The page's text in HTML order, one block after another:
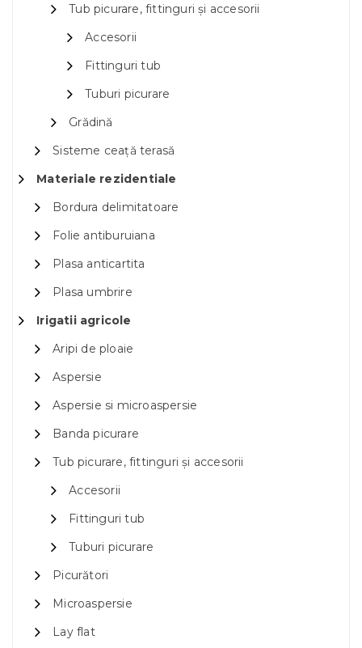
Tub picurare, fittinguri și accesorii
Accesorii
Fittinguri tub
Tuburi picurare
Grădină
Sisteme ceață terasă
Materiale rezidentiale
Bordura delimitatoare
Folie antiburuiana
Plasa anticartita
Plasa umbrire
Irigatii agricole
Aripi de ploaie
Aspersie
Aspersie si microaspersie
Banda picurare
Tub picurare, fittinguri și accesorii
Accesorii
Fittinguri tub
Tuburi picurare
Picurători
Microaspersie
Lay flat